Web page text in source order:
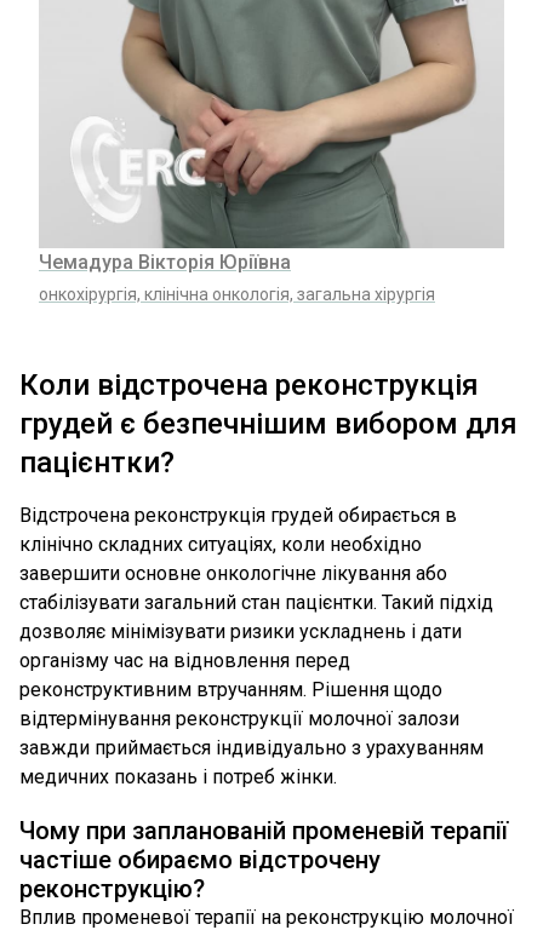
Чемадура Вікторія Юріївна
онкохірургія, клінічна онкологія, загальна хірургія
Коли відстрочена реконструкція
грудей є безпечнішим вибором для
пацієнтки?
Відстрочена реконструкція грудей обирається в
клінічно складних ситуаціях, коли необхідно
завершити основне онкологічне лікування або
стабілізувати загальний стан пацієнтки. Такий підхід
дозволяє мінімізувати ризики ускладнень і дати
організму час на відновлення перед
реконструктивним втручанням. Рішення щодо
відтермінування реконструкції молочної залози
завжди приймається індивідуально з урахуванням
медичних показань і потреб жінки.
Чому при запланованій променевій терапії
частіше обираємо відстрочену
реконструкцію?
Вплив променевої терапії на реконструкцію молочної